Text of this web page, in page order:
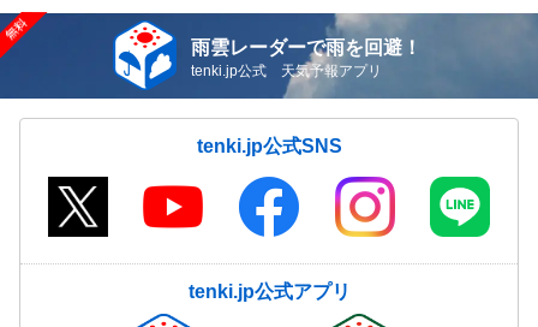
雨雲レーダーで雨を回避！
tenki.jp公式 天気予報アプリ
tenki.jp公式SNS
tenki.jp公式アプリ